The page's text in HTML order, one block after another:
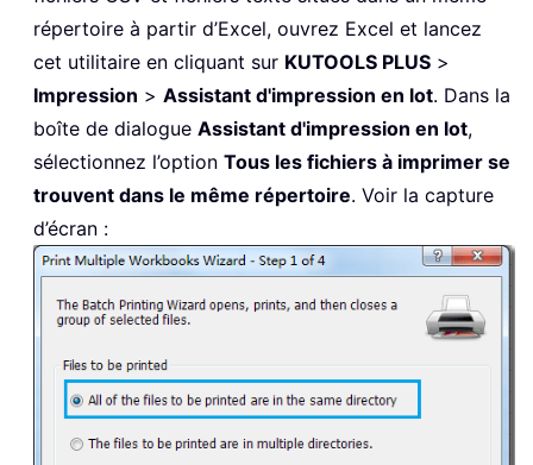
répertoire à partir d’Excel, ouvrez Excel et lancez
cet utilitaire en cliquant sur KUTOOLS PLUS >
Impression > Assistant d'impression en lot. Dans la
boîte de dialogue Assistant d'impression en lot,
sélectionnez l’option Tous les fichiers à imprimer se
trouvent dans le même répertoire. Voir la capture
d’écran :